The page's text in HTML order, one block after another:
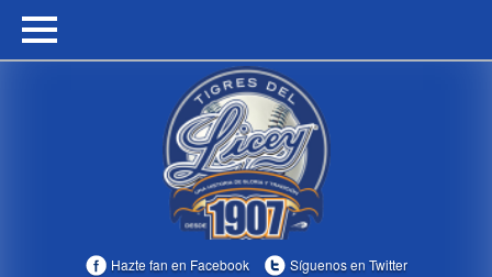
HOME
Hazte fan en Facebook
Síguenos en Twitter